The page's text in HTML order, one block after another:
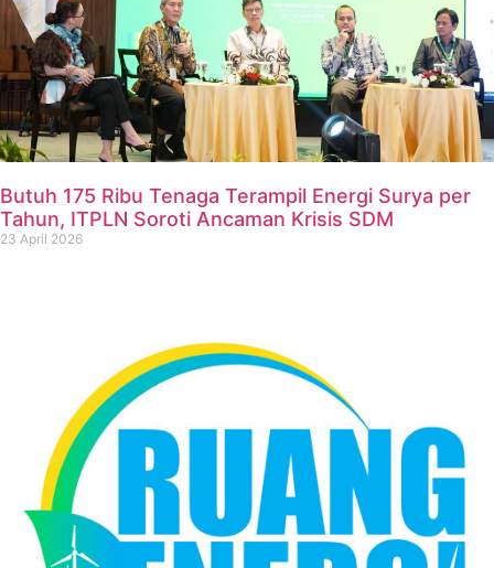
Butuh 175 Ribu Tenaga Terampil Energi Surya per
Tahun, ITPLN Soroti Ancaman Krisis SDM
23 April 2026